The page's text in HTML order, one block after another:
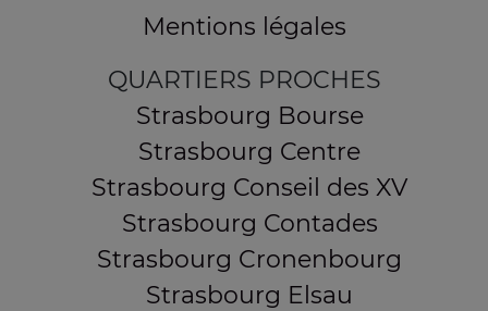
Mentions légales
QUARTIERS PROCHES
Strasbourg Bourse
Strasbourg Centre
Strasbourg Conseil des XV
Strasbourg Contades
Strasbourg Cronenbourg
Strasbourg Elsau